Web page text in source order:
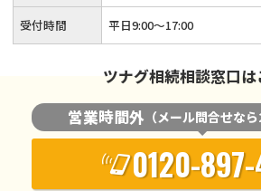
受付時間 平日9:00～17:00
ツナグ相続相談窓口は
営業時間外 （メール問合せな
0120-